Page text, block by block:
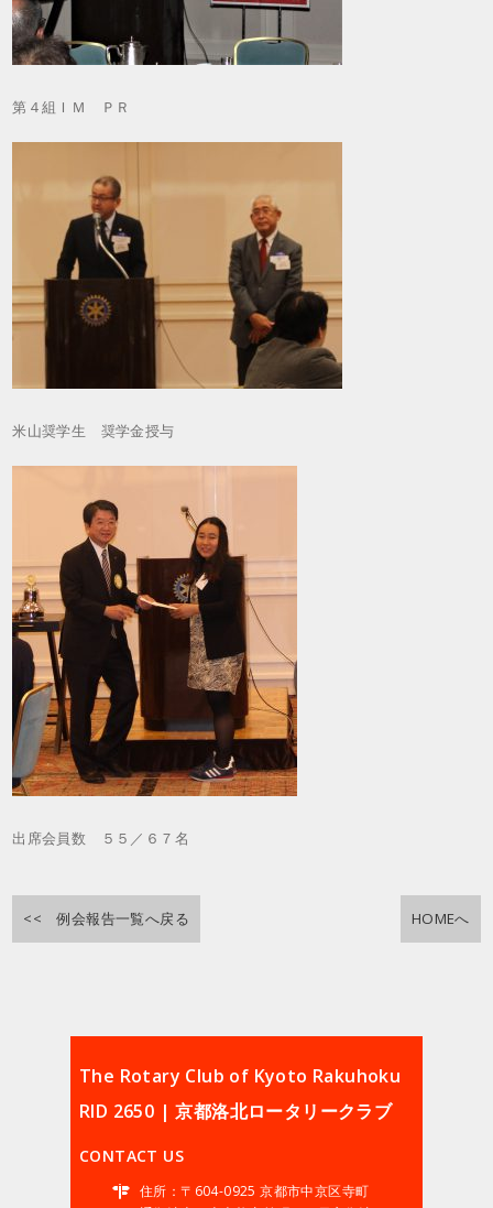
第４組ＩＭ ＰＲ
米山奨学生 奨学金授与
出席会員数 ５５／６７名
<< 例会報告一覧へ戻る HOMEへ
The Rotary Club of Kyoto Rakuhoku
RID 2650 | 京都洛北ロータリークラブ
CONTACT US
住所：〒604-0925 京都市中京区寺町